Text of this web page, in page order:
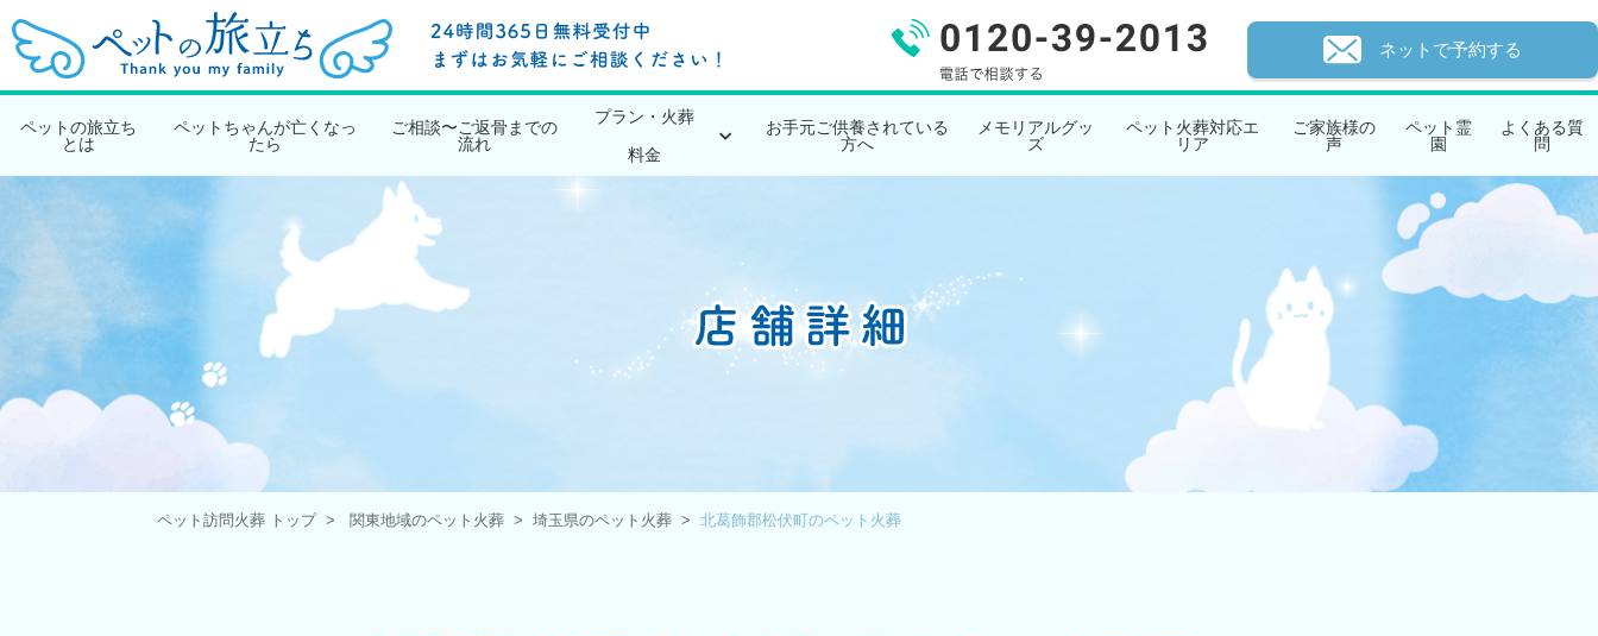
ネットで予約する
ペットの旅立ち
とは
ペットちゃんが亡くなっ
たら
ご相談〜ご返骨までの
流れ
プラン・火葬
料金
お手元ご供養されている
方へ
メモリアルグッ
ズ
ペット火葬対応エ
リア
ご家族様の
声
ペット霊
園
よくある質
問
ペット訪問火葬 トップ 関東地域のペット火葬 埼玉県のペット火葬 北葛飾郡松伏町のペット火葬